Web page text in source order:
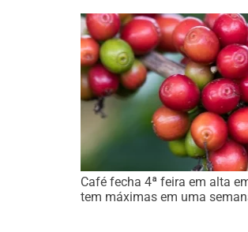
Café fecha 4ª feira em alta
tem máximas em uma